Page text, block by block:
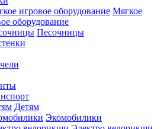
Мягкое
оборудование
Песочницы
Детям
Экомобилики